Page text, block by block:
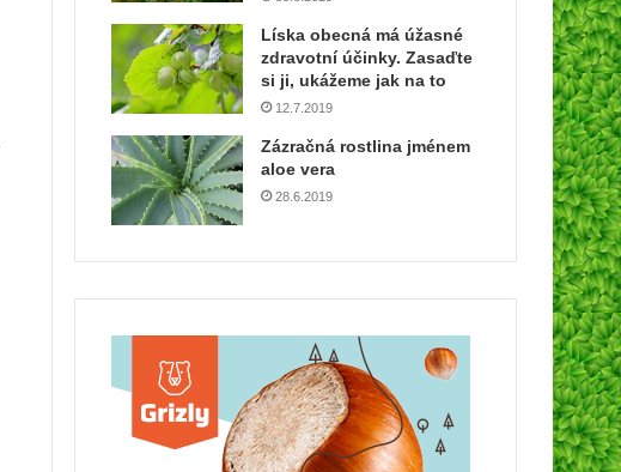
Líska obecná má úžasné
zdravotní účinky. Zasaďte
si ji, ukážeme jak na to
12.7.2019
Zázračná rostlina jménem
aloe vera
28.6.2019